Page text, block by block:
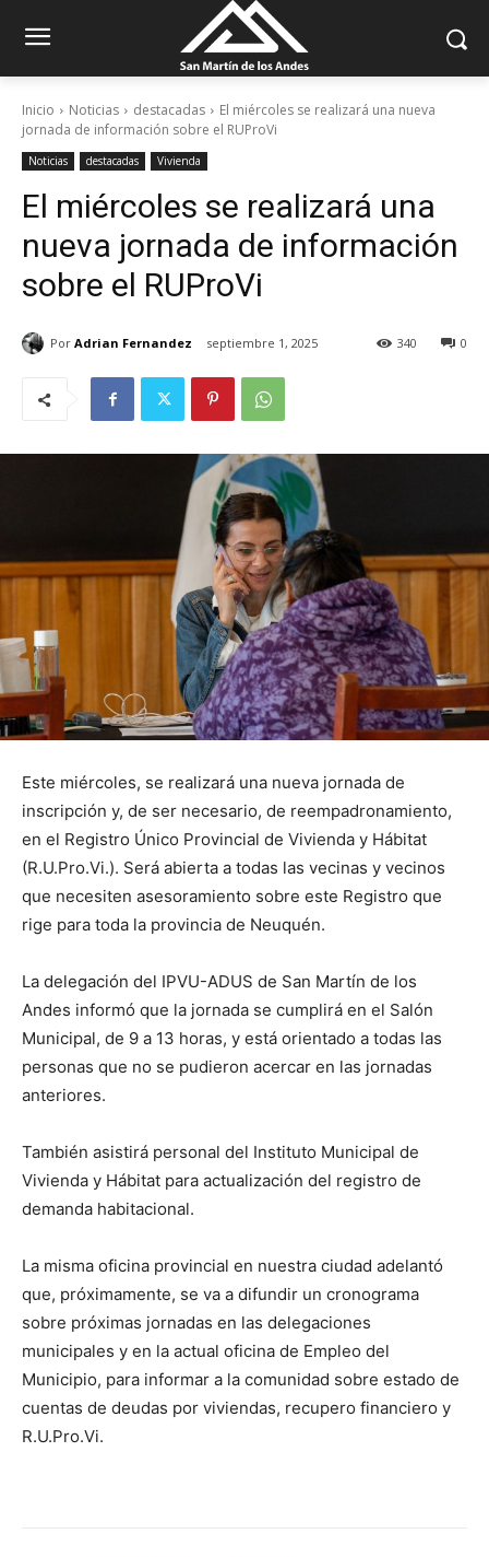
Inicio Noticias destacadas
El miércoles se realizará una nueva
jornada de información sobre el RUProVi
Noticias destacadas Vivienda
El miércoles se realizará una
nueva jornada de información
sobre el RUProVi
Por Adrian Fernandez septiembre 1, 2025 0
340
Este miércoles, se realizará una nueva jornada de
inscripción y, de ser necesario, de reempadronamiento,
en el Registro Único Provincial de Vivienda y Hábitat
(R.U.Pro.Vi.). Será abierta a todas las vecinas y vecinos
que necesiten asesoramiento sobre este Registro que
rige para toda la provincia de Neuquén.
La delegación del IPVU-ADUS de San Martín de los
Andes informó que la jornada se cumplirá en el Salón
Municipal, de 9 a 13 horas, y está orientado a todas las
personas que no se pudieron acercar en las jornadas
anteriores.
También asistirá personal del Instituto Municipal de
Vivienda y Hábitat para actualización del registro de
demanda habitacional.
La misma oficina provincial en nuestra ciudad adelantó
que, próximamente, se va a difundir un cronograma
sobre próximas jornadas en las delegaciones
municipales y en la actual oficina de Empleo del
Municipio, para informar a la comunidad sobre estado de
cuentas de deudas por viviendas, recupero financiero y
R.U.Pro.Vi.